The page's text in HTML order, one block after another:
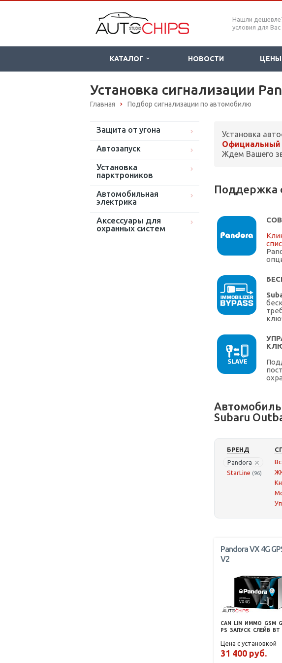
Нашли
условия для
КАТАЛОГ НОВОСТИ ЦЕНЫ
Установка сигнализации
Главная Подбор сигнализации по автомобилю
Защита от угона
Автозапуск
Установка
парктроников
Автомобильная
электрика
Аксессуары для
охранных систем
Установка
Официальный
Ждем Вашего
Поддержка
Subaru
БРЕНД
Pandora
StarLine (96)
Pandora VX 4G
V2
CAN LIN ИММО GSM G
PS ЗАПУСК СЛЕЙВ BT
Цена с установкой
31 400 руб.